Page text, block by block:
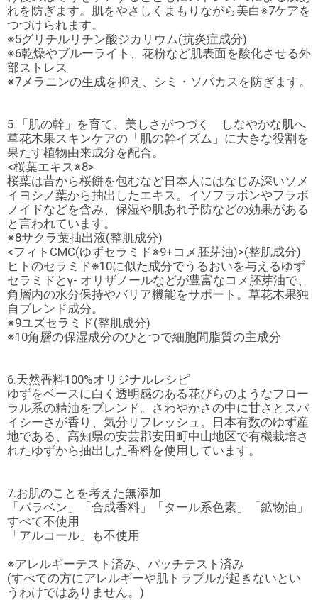
れを防ぎます。肌をやさしくまもりながら美白※7ケアを
つづけられます。
※5グリチルリチン酸ジカリウム(抗炎症成分)
※6乾燥やブルーライト、花粉など肌表面を酸化させる外
部ストレス
※7メラニンの生成を抑え、シミ・ソバカスを防ぎます。
5.「肌の幹」を育て、美しさがつづく しなやかな肌へ
草花木果スキンケアの「肌の幹イズム」に大きな役割を
果たす植物由来成分を配合。
<桜葉エキス※8>
桜葉は昔から桜餅を包むなど日本人にはなじみ深いソメ
イヨシノ葉から抽出したエキス。イソフラボンやフラボ
ノイドなどを含み、保湿や肌あれ予防などの効果がある
と言われています。
※8サクラ葉抽出液(整肌成分)
<フィトCMC(ゆずセラミド※9+コメ胚芽油)>(整肌成分)
ヒトのセラミド※10に似た成分でうるおいを与えるゆず
セラミドとγ- オリザノールなどが豊富なコメ胚芽油で、
角層内の水分保持やバリア機能をサポート。草花木果独
自ブレンド成分。
※9ユズセラミド(整肌成分)
※10角層の保湿成分のひとつで細胞間脂質の主成分
6.天然香料100%オリジナルレシピ
ゆずをベースに白く透明感のある花びらのようなフロー
ラル系の精油をブレンド。さわやかさの中に甘さとスパ
イシーさが香り、気分リフレッシュ。日本有数のゆず産
地である、高知県の安芸郡安田町中山地区で有機栽培さ
れたゆずから抽出した香料を使用しています。
7.お肌のことを考えた無添加
「パラベン」「合成香料」「タール系色素」「鉱物油」
すべて不使用
「アルコール」も不使用
※アレルギーテスト済み、パッチテスト済み
(すべての方にアレルギーや肌トラブルが起きないとい
うわけではありません。)